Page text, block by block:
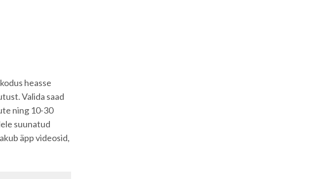
heasse
Valida saad
ning 10-30
suunatud
äpp videosid,